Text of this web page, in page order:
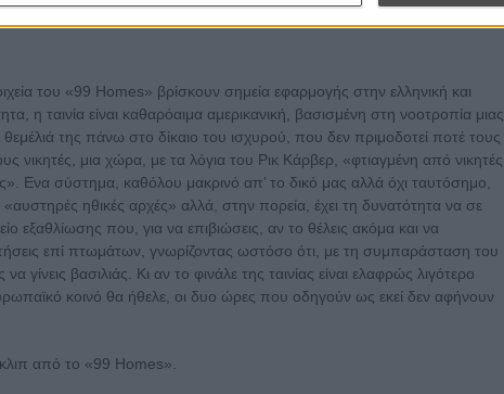
του «99 Homes» βρίσκουν σημεία εφαρμογής στην ελληνική και
η ταινία είναι καθαρόαιμα αμερικανική, βασισμένη στη νοοτροπία μιας
της πάνω στο δίκαιο του ισχυρού, που δεν πριμοδοτεί ποτέ τους
νικητές, μια χώρα, με τα λόγια του Ρικ Κάρβερ, «φτιαγμένη από νικητές,
Ενα σύστημα, καθόλου μακρινό απ’ το δικό μας αλλά όχι ταυτόσημο,
ηθικές αρχές» αλλά, στην πορεία, έχει τη δυνατότητα να σε
εξαθλίωσης που, για να επιβιώσεις, αν το θέλεις ακόμα και να
επί πτωμάτων, γνωρίζοντας ωστόσο ότι, με τη συμπαράσταση του
γίνεις βασιλιάς. Κι αν το φινάλε της ταινίας είναι ελαφρώς λιγότερο
κοινό θα ήθελε, οι δυο ώρες που οδηγούν ως εκεί δεν αφήνουν
από το «99 Homes».